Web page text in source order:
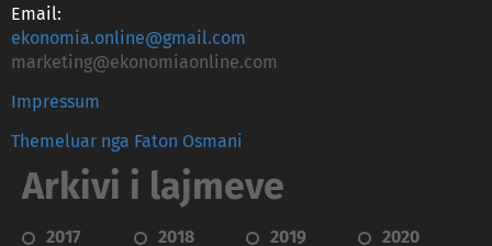
Email:
ekonomia.online@gmail.com
marketing@ekonomiaonline.com
Impressum
Themeluar nga Faton Osmani
Arkivi i lajmeve
2017 2018 2019
2020